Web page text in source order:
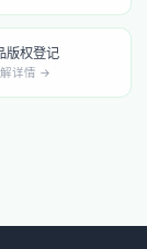
版权登记
详情 →